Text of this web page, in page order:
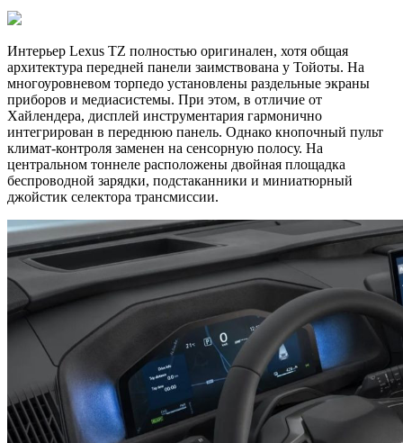
Интерьер Lexus TZ полностью оригинален, хотя общая
архитектура передней панели заимствована у Тойоты. На
многоуровневом торпедо установлены раздельные экраны
приборов и медиасистемы. При этом, в отличие от
Хайлендера, дисплей инструментария гармонично
интегрирован в переднюю панель. Однако кнопочный пульт
климат-контроля заменен на сенсорную полосу. На
центральном тоннеле расположены двойная площадка
беспроводной зарядки, подстаканники и миниатюрный
джойстик селектора трансмиссии.